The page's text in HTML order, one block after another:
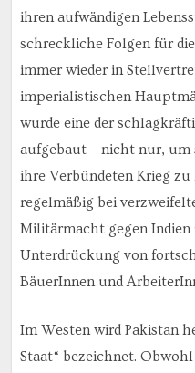
ihren aufwändigen
schreckliche Folgen für
immer wieder in
imperialistischen
wurde eine der
aufgebaut – nicht nur, um
ihre Verbündeten Krieg
regelmäßig bei
Militärmacht gegen Indien
Unterdrückung von
BäuerInnen und
Im Westen wird Pakistan
Staat“ bezeichnet.